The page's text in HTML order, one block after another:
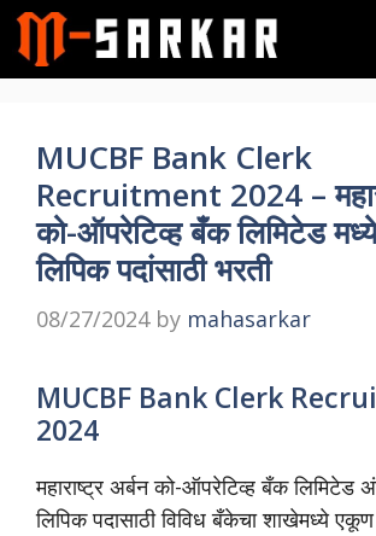
Skip
to
content
MUCBF Bank Clerk
Recruitment 2024 –
को-ऑपरेटिव्ह बँक लिमिटेड
लिपिक पदांसाठी भरती
08/27/2024 by mahasarkar
MUCBF Bank Clerk
2024
महाराष्ट्र अर्बन को-ऑपरेटिव्ह बँक लिमिटेड
लिपिक पदासाठी विविध बँकेचा शाखेमध्ये